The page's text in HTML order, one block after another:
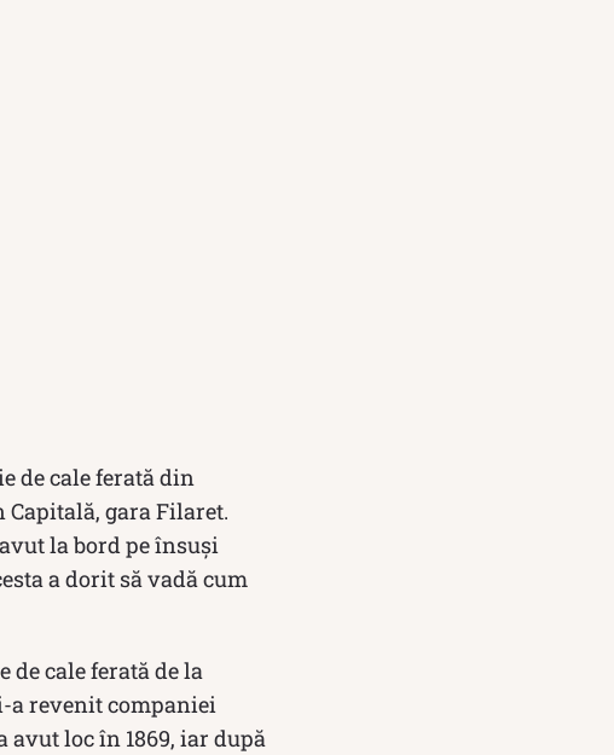
de cale ferată din
gara Filaret.
la bord pe însuși
a dorit să vadă cum
de cale ferată de la
a revenit companiei
avut loc în 1869, iar după